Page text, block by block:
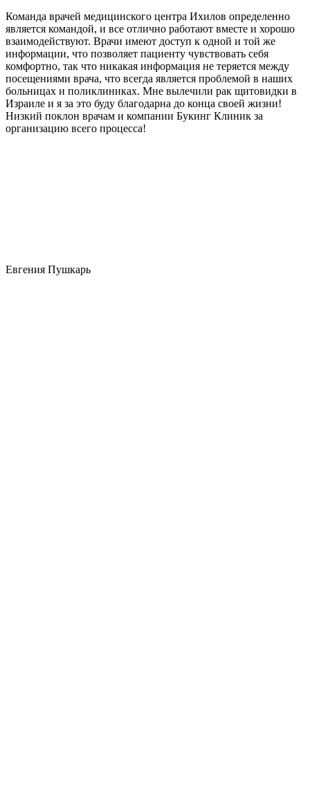
Команда врачей медицинского центра Ихилов определенно
является командой, и все отлично работают вместе и хорошо
взаимодействуют. Врачи имеют доступ к одной и той же
информации, что позволяет пациенту чувствовать себя
комфортно, так что никакая информация не теряется между
посещениями врача, что всегда является проблемой в наших
больницах и поликлиниках. Мне вылечили рак щитовидки в
Израиле и я за это буду благодарна до конца своей жизни!
Низкий поклон врачам и компании Букинг Клиник за
организацию всего процесса!
Евгения Пушкарь